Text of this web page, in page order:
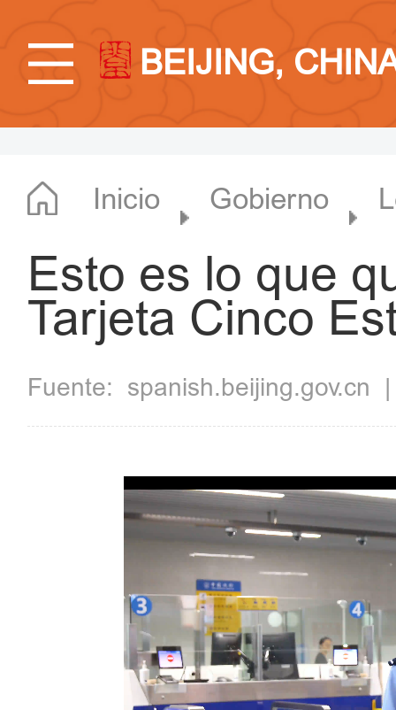
BEIJING,
Inicio Gobierno
Esto es lo que
Tarjeta Cinco
Fuente: spanish.beijing.gov.cn